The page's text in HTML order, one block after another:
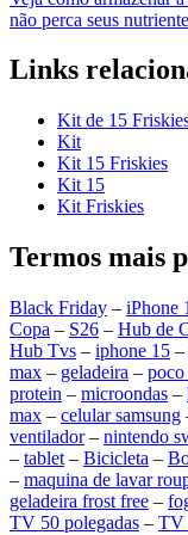
não perca seus
Links
Kit de 15
Kit
Kit 15 Friskies
Kit 15
Kit Friskies
Termos mais
Black Friday – iPhone
Copa – S26 – Hub de
Hub Tvs – iphone 15 –
max – geladeira –
protein – microondas –
max – celular samsung
ventilador– nintendo
– tablet – Bicicleta –
– maquina de lavar
geladeira frost free –
TV 50 polegadas – TV